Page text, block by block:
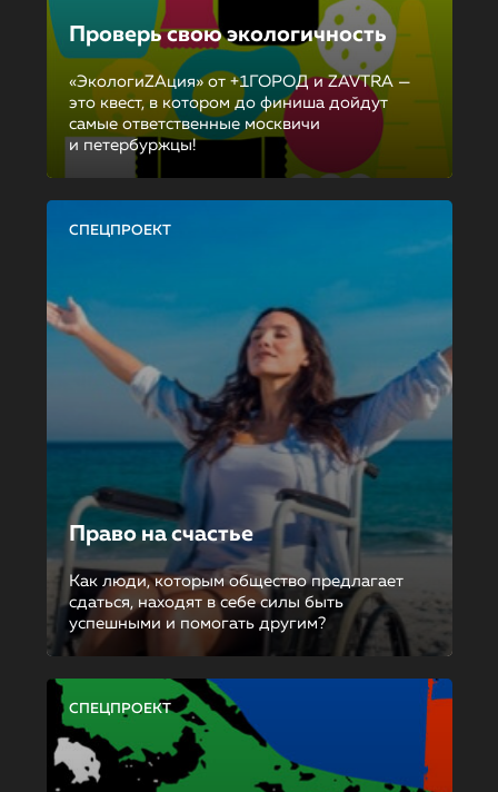
Проверь свою экологичность
«ЭкологиZAция» от +1ГОРОД и ZAVTRA —
это квест, в котором до финиша дойдут
самые ответственные москвичи
и петербуржцы!
СПЕЦПРОЕКТ
Право на счастье
Как люди, которым общество предлагает
сдаться, находят в себе силы быть
успешными и помогать другим?
СПЕЦПРОЕКТ